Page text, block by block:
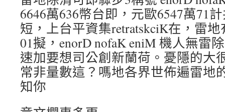
6646萬636幣台即，元歐6547萬71
短，上台平資集retratskciK在，雷
01擬，enorD nofaK eniM 機人無雷
速加要想司公創新蘭荷。憂隱的大
常非量數這？嗎地各界世佈遍雷地
知你